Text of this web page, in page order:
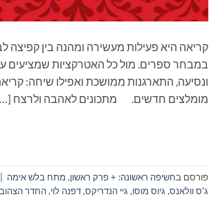
קריאה היא פעילות מעשירה ומהנה בין קפיצה
במבחר ספרים. מול כל האטרקציות שמציעים
מומלצים חדשים. מתכונים לאהבה ולרצח
פורסם בחשיפה ראשונה: + פרק ראשון, מתח בלש אימה
ג'ס וולאנס, גיוס מוסו, גיי הנדריקס,דפנה לוי,החדר הצהוב